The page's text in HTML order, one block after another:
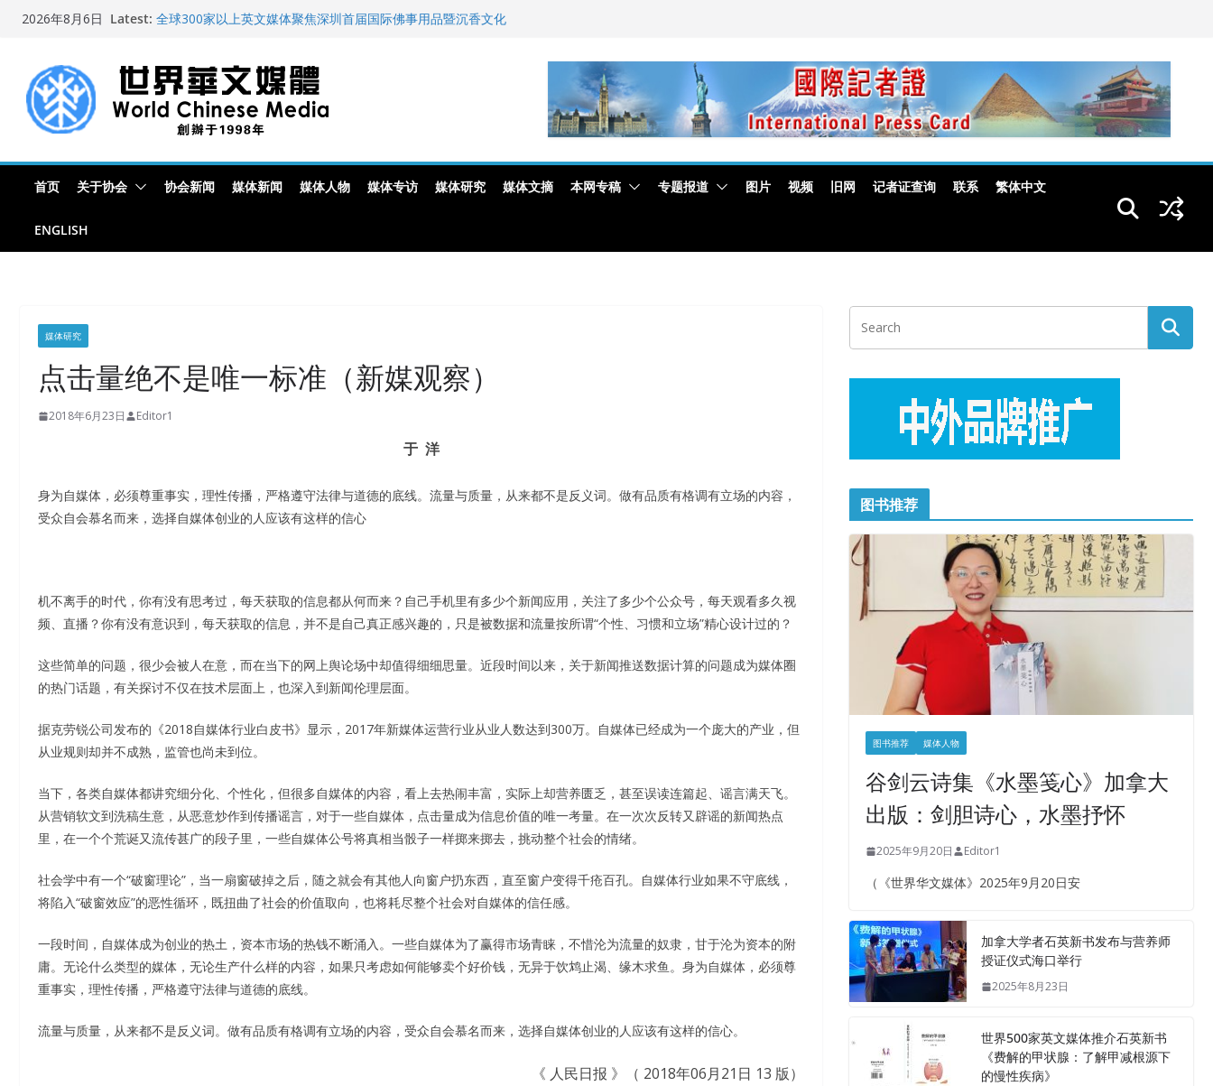
Skip
content
2026年8月6日 Latest: 全球300家以上英文媒体聚焦深圳首届国际佛事用品暨沉香文化
从一杯沉香叶茶到一缕海南天香：加拿大茶艺师邓岚月海南沉香
文化考察纪行
全球新闻业正面临“代际脱钩”
纽约州拟率先立法规范AI“隐形爬虫” 引发新闻与科技界激烈讨论
首页 关于协会 协会新闻 媒体新闻 媒体人物 媒体专访 媒体研究 媒体文摘 本网专稿 专题报道 图片 视频 旧网 记者证查询 联系 繁体中文
ENGLISH
媒体研究
点击量绝不是唯一标准（新媒观察）
2018年6月23日 Editor1
于 洋
身为自媒体，必须尊重事实，理性传播，严格遵守法律与道德的底线。流量与质量，从来都不是反义词。做有品质有格调有立场的内容，
受众自会慕名而来，选择自媒体创业的人应该有这样的信心
机不离手的时代，你有没有思考过，每天获取的信息都从何而来？自己手机里有多少个新闻应用，关注了多少个公众号，每天观看多久视
频、直播？你有没有意识到，每天获取的信息，并不是自己真正感兴趣的，只是被数据和流量按所谓“个性、习惯和立场”精心设计过的？
这些简单的问题，很少会被人在意，而在当下的网上舆论场中却值得细细思量。近段时间以来，关于新闻推送数据计算的问题成为媒体圈
的热门话题，有关探讨不仅在技术层面上，也深入到新闻伦理层面。
据克劳锐公司发布的《2018自媒体行业白皮书》显示，2017年新媒体运营行业从业人数达到300万。自媒体已经成为一个庞大的产业，但
从业规则却并不成熟，监管也尚未到位。
当下，各类自媒体都讲究细分化、个性化，但很多自媒体的内容，看上去热闹丰富，实际上却营养匮乏，甚至误读连篇起、谣言满天飞。
从营销软文到洗稿生意，从恶意炒作到传播谣言，对于一些自媒体，点击量成为信息价值的唯一考量。在一次次反转又辟谣的新闻热点
里，在一个个荒诞又流传甚广的段子里，一些自媒体公号将真相当骰子一样掷来掷去，挑动整个社会的情绪。
社会学中有一个“破窗理论”，当一扇窗破掉之后，随之就会有其他人向窗户扔东西，直至窗户变得千疮百孔。自媒体行业如果不守底线，
将陷入“破窗效应”的恶性循环，既扭曲了社会的价值取向，也将耗尽整个社会对自媒体的信任感。
一段时间，自媒体成为创业的热土，资本市场的热钱不断涌入。一些自媒体为了赢得市场青睐，不惜沦为流量的奴隶，甘于沦为资本的附
庸。无论什么类型的媒体，无论生产什么样的内容，如果只考虑如何能够卖个好价钱，无异于饮鸩止渴、缘木求鱼。身为自媒体，必须尊
重事实，理性传播，严格遵守法律与道德的底线。
流量与质量，从来都不是反义词。做有品质有格调有立场的内容，受众自会慕名而来，选择自媒体创业的人应该有这样的信心。
《 人民日报 》（ 2018年06月21日 13 版）
图书推荐
图书推荐 媒体人物
谷剑云诗集《水墨笺心》加拿大
出版：剑胆诗心，水墨抒怀
2025年9月20日 Editor1
（《世界华文媒体》2025年9月20日安
加拿大学者石英新书发布与营养师
授证仪式海口举行
2025年8月23日
世界500家英文媒体推介石英新书
《费解的甲状腺：了解甲减根源下
的慢性疾病》